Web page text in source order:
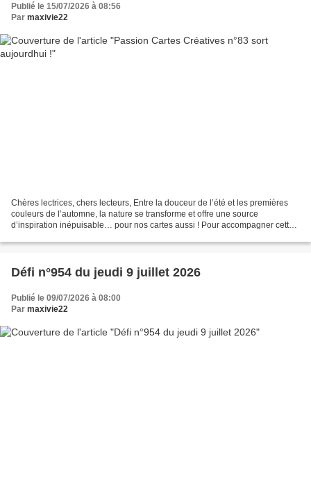
Publié le 15/07/2026 à 08:56
Par maxivie22
Chères lectrices, chers lecteurs, Entre la douceur de l’été et les premières
couleurs de l’automne, la nature se transforme et offre une source
d’inspiration inépuisable… pour nos cartes aussi ! Pour accompagner cette
Défi n°954 du jeudi 9 juillet 2026
Publié le 09/07/2026 à 08:00
Par maxivie22